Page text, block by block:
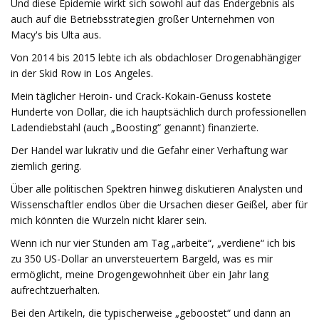
Und diese Epidemie wirkt sich sowohl auf das Endergebnis als
auch auf die Betriebsstrategien großer Unternehmen von
Macy's bis Ulta aus.
Von 2014 bis 2015 lebte ich als obdachloser Drogenabhängiger
in der Skid Row in Los Angeles.
Mein täglicher Heroin- und Crack-Kokain-Genuss kostete
Hunderte von Dollar, die ich hauptsächlich durch professionellen
Ladendiebstahl (auch „Boosting“ genannt) finanzierte.
Der Handel war lukrativ und die Gefahr einer Verhaftung war
ziemlich gering.
Über alle politischen Spektren hinweg diskutieren Analysten und
Wissenschaftler endlos über die Ursachen dieser Geißel, aber für
mich könnten die Wurzeln nicht klarer sein.
Wenn ich nur vier Stunden am Tag „arbeite“, „verdiene“ ich bis
zu 350 US-Dollar an unversteuertem Bargeld, was es mir
ermöglicht, meine Drogengewohnheit über ein Jahr lang
aufrechtzuerhalten.
Bei den Artikeln, die typischerweise „geboostet“ und dann an